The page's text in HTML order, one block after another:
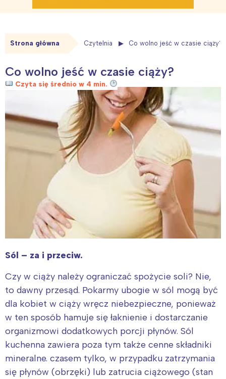
Strona główna Czytelnia Co wolno jeść w czasie ciąży?
Co wolno jeść w czasie ciąży?
Czyta się średnio w 4 min.
Sól – za i przeciw.
Czy w ciąży należy ograniczać spożycie soli? Nie,
to dawny przesąd. Pokarmy ubogie w sól mogą być
dla kobiet w ciąży wręcz niebezpieczne, ponieważ
w ten sposób hamuje się łaknienie i dostarczanie
organizmowi dodatkowych porcji płynów. Sól
kuchenna zawiera poza tym także cenne składniki
mineralne. czasem tylko, w przypadku zatrzymania
się płynów (obrzęki) lub zatrucia ciążowego (stan